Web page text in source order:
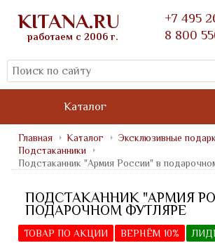
KITANA.RU
работаем с 2006 г.
+7 495
8 800
Каталог
Главная Каталог
Эксклюзивные
Подстаканники
Подстаканник "Армия России" в
ПОДСТАКАННИК "АРМИЯ
ПОДАРОЧНОМ ФУТЛЯРЕ
ТОВАР ПО АКЦИИ ВЕРНЁМ 10%